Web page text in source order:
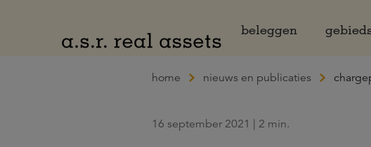
beleggen
home nieuws en publicaties
16 september 2021 | 2 min.